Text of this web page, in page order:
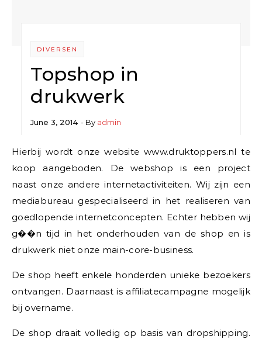
DIVERSEN
Topshop in
drukwerk
June 3, 2014 - By admin
Hierbij wordt onze website www.druktoppers.nl te
koop aangeboden. De webshop is een project
naast onze andere internetactiviteiten. Wij zijn een
mediabureau gespecialiseerd in het realiseren van
goedlopende internetconcepten. Echter hebben wij
g��n tijd in het onderhouden van de shop en is
drukwerk niet onze main-core-business.
De shop heeft enkele honderden unieke bezoekers
ontvangen. Daarnaast is affiliatecampagne mogelijk
bij overname.
De shop draait volledig op basis van dropshipping.